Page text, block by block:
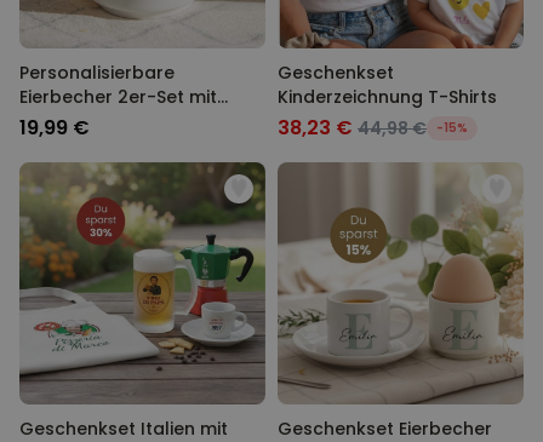
Personalisierbare
Eierbecher 2er-Set mit
Symbol und Name
19,99 €
Geschenkset
Kinderzeichnung T-Shirts
38,23 € 44,98 € -15%
Geschenkset Italien mit
Geschenkset Eierbecher